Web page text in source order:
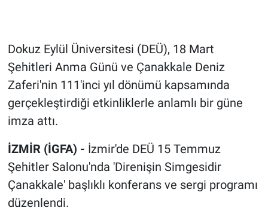
Dokuz Eylül Üniversitesi (DEÜ), 18 Mart
Şehitleri Anma Günü ve Çanakkale Deniz
Zaferi'nin 111'inci yıl dönümü kapsamında
gerçekleştirdiği etkinliklerle anlamlı bir güne
imza attı.
İZMİR (İGFA) - İzmir'de DEÜ 15 Temmuz
Şehitler Salonu'nda 'Direnişin Simgesidir
Çanakkale' başlıklı konferans ve sergi programı
düzenlendi.